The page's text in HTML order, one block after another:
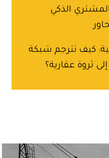
الذكي
كيف تترجم شبكة
عقارية؟